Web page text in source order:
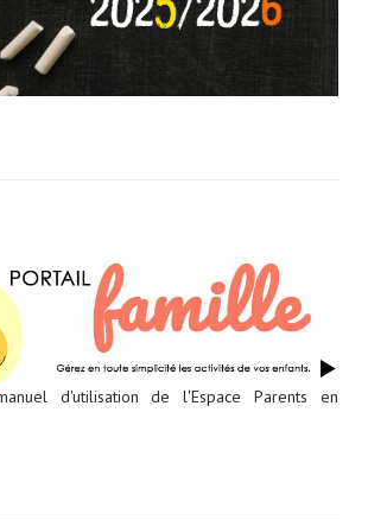
d'utilisation de l'Espace Parents en